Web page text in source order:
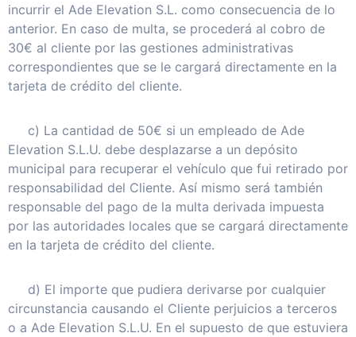
incurrir el Ade Elevation S.L. como consecuencia de lo
anterior. En caso de multa, se procederá al cobro de
30€ al cliente por las gestiones administrativas
correspondientes que se le cargará directamente en la
tarjeta de crédito del cliente.
c) La cantidad de 50€ si un empleado de Ade
Elevation S.L.U. debe desplazarse a un depósito
municipal para recuperar el vehículo que fui retirado por
responsabilidad del Cliente. Así mismo será también
responsable del pago de la multa derivada impuesta
por las autoridades locales que se cargará directamente
en la tarjeta de crédito del cliente.
d) El importe que pudiera derivarse por cualquier
circunstancia causando el Cliente perjuicios a terceros
o a Ade Elevation S.L.U. En el supuesto de que estuviera